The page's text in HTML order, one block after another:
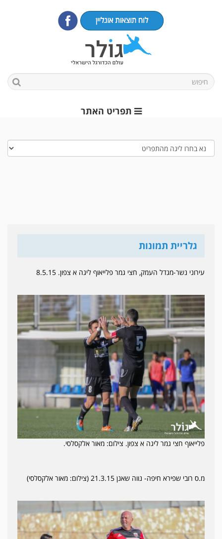
תפריט האתר
גלריית תמונות
עירוני נשר-מגדל העמק, חצי גמר פלייאוף ליגה א צפון. 8.5.15
פלייאוף חצי גמר ליגה א צפון. צילום: מאור אלקסלסי.
מ.ס רובי שפירא חיפה- נווה שאנן 21.3.15 (צילום: מאור אלקסלסי)